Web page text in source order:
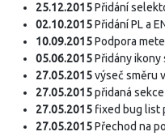
25.12.2015Přidání
02.10.2015Přidání PL a
10.09.2015Podpora
05.06.2015Přidány ikony
27.05.2015výseč směru
27.05.2015přidaná
27.05.2015 fixed bug list
27.05.2015Přechod na